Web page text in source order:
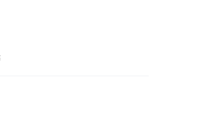
含以上)免運費